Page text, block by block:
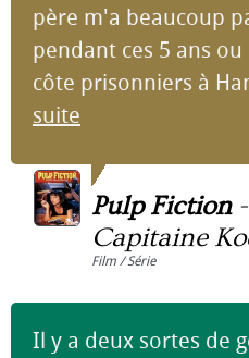
père m'a beaucoup
pendant ces 5 ans
côte prisonniers à
suite
Pulp Fiction-
Capitaine
Film / Série
Il y a deux sortes de